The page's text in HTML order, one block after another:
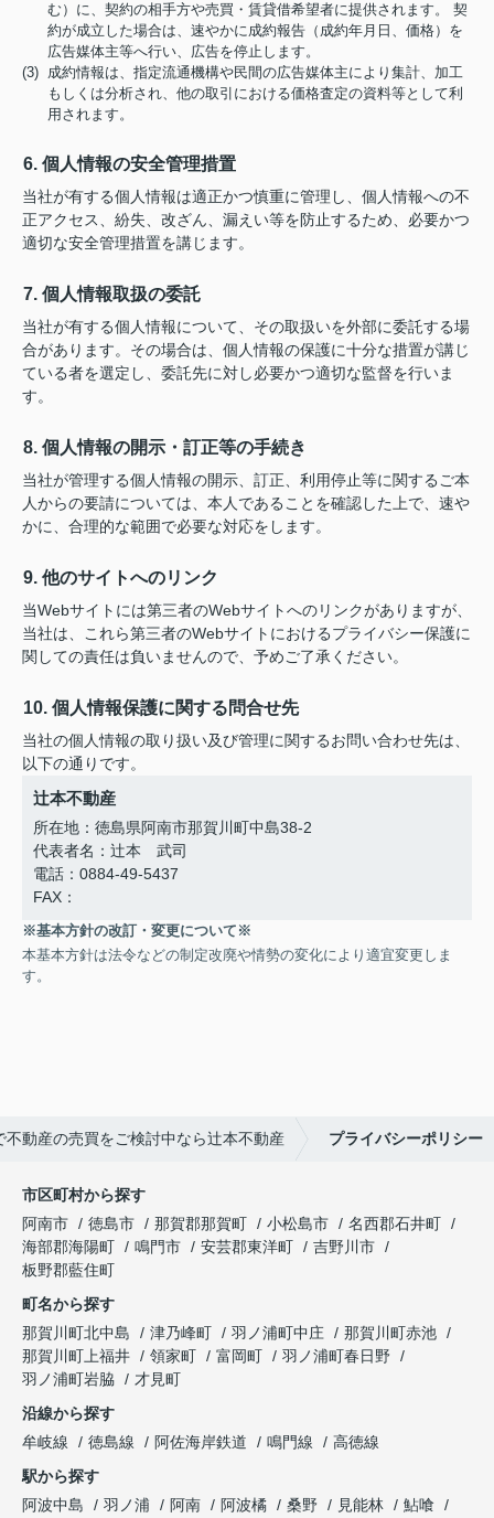
む）に、契約の相手方や売買・賃貸借希望者に提供されます。 契
約が成立した場合は、速やかに成約報告（成約年月日、価格）を
広告媒体主等へ行い、広告を停止します。
(3) 成約情報は、指定流通機構や民間の広告媒体主により集計、加工
もしくは分析され、他の取引における価格査定の資料等として利
用されます。
6. 個人情報の安全管理措置
当社が有する個人情報は適正かつ慎重に管理し、個人情報への不
正アクセス、紛失、改ざん、漏えい等を防止するため、必要かつ
適切な安全管理措置を講じます。
7. 個人情報取扱の委託
当社が有する個人情報について、その取扱いを外部に委託する場
合があります。その場合は、個人情報の保護に十分な措置が講じ
ている者を選定し、委託先に対し必要かつ適切な監督を行いま
す。
8. 個人情報の開示・訂正等の手続き
当社が管理する個人情報の開示、訂正、利用停止等に関するご本
人からの要請については、本人であることを確認した上で、速や
かに、合理的な範囲で必要な対応をします。
9. 他のサイトへのリンク
当Webサイトには第三者のWebサイトへのリンクがありますが、
当社は、これら第三者のWebサイトにおけるプライバシー保護に
関しての責任は負いませんので、予めご了承ください。
10. 個人情報保護に関する問合せ先
当社の個人情報の取り扱い及び管理に関するお問い合わせ先は、
以下の通りです。
辻本不動産
所在地：徳島県阿南市那賀川町中島38-2
代表者名：辻本 武司
電話：0884-49-5437
FAX：
※基本方針の改訂・変更について※
本基本方針は法令などの制定改廃や情勢の変化により適宜変更しま
す。
不動産の売買をご検討中なら辻本不動産 プライバシーポリシー
市区町村から探す
阿南市
徳島市 那賀郡那賀町 小松島市
名西郡石井町
海部郡海陽町
鳴門市 安芸郡東洋町
吉野川市
板野郡藍住町
町名から探す
那賀川町北中島
津乃峰町 羽ノ浦町中庄
那賀川町赤池
那賀川町上福井
領家町 富岡町
羽ノ浦町春日野
羽ノ浦町岩脇
才見町
沿線から探す
牟岐線
徳島線 阿佐海岸鉄道 鳴門線
高徳線
駅から探す
阿波中島
羽ノ浦 阿南 阿波橘 桑野 見能林
鮎喰